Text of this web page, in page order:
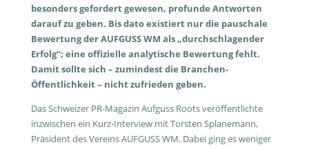
besonders gefordert gewesen, profunde Antworten
darauf zu geben. Bis dato existiert nur die pauschale
Bewertung der AUFGUSS WM als „durchschlagender
Erfolg“; eine offizielle analytische Bewertung fehlt.
Damit sollte sich – zumindest die Branchen-
Öffentlichkeit – nicht zufrieden geben.
Das Schweizer PR-Magazin Aufguss Roots veröffentlichte
inzwischen ein Kurz-Interview mit Torsten Splanemann,
Präsident des Vereins AUFGUSS WM. Dabei ging es weniger